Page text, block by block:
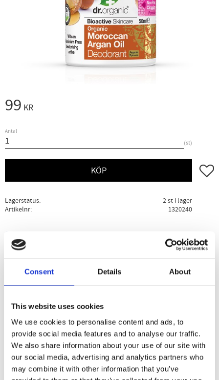
Consent Details About
This website uses cookies
We use cookies to personalise content and ads, to
provide social media features and to analyse our traffic.
We also share information about your use of our site with
our social media, advertising and analytics partners who
may combine it with other information that you’ve
99 KR
Antal
st
KÖP Lägg
Lagerstatus
2 st i lager
Artikelnr
1320240
deo med anrik arganolja. Arganolja är en otrolig källa på
vitaminer, antioxidanter och viktiga fettsyror. Deodoranten
är fri från alkohol, aluminium, parabener och SLS.
Dela med dig